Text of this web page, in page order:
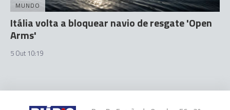
MUNDO
Itália volta a bloquear navio de resgate 'Open
Arms'
5 Out 10:19